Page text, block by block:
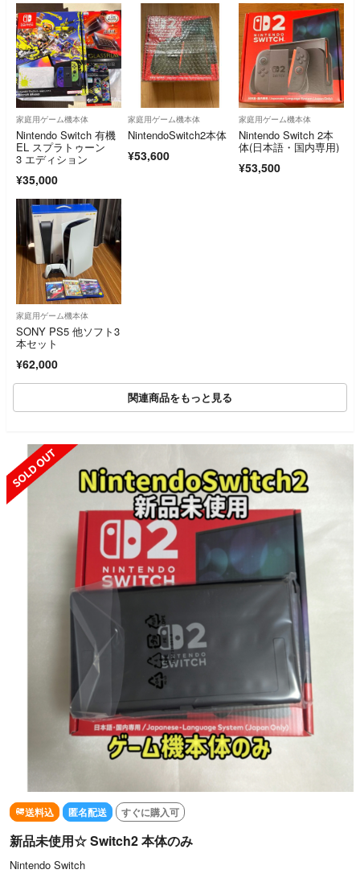
家庭用ゲーム機本体
Nintendo Switch 有機
EL スプラトゥーン
3 エディション
¥35,000
家庭用ゲーム機本体
NintendoSwitch2本体
¥53,600
家庭用ゲーム機本体
Nintendo Switch 2本
体(日本語・国内専用)
¥53,500
家庭用ゲーム機本体
SONY PS5 他ソフト3
本セット
¥62,000
関連商品をもっと見る
送料込 匿名配送 すぐに購入可
新品未使用☆ Switch2 本体のみ
Nintendo Switch